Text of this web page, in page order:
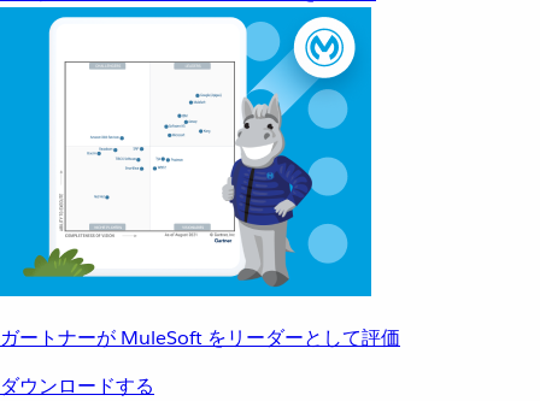
ガートナーが MuleSoft をリーダーとして評価
ダウンロードする